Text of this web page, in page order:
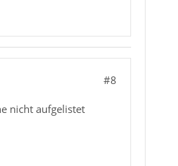
#8
nicht aufgelistet